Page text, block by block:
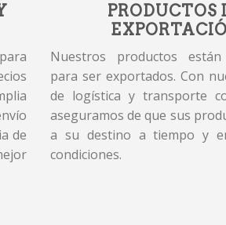
de
PRODUCTOS
Nuestros productos están
para ser exportados. Con
de logística y transporte
aseguramos de que sus
a su destino a tiempo y
condiciones.